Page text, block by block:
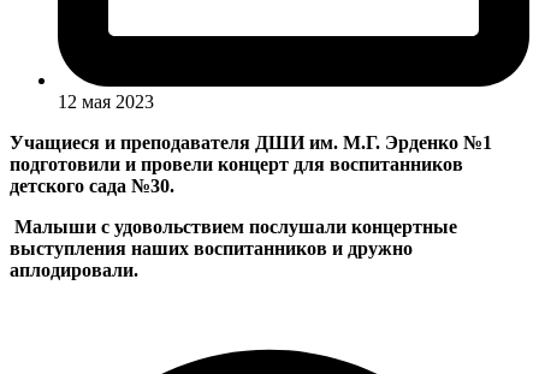
12 мая 2023
Учащиеся и преподавателя ДШИ им. М.Г. Эрденко №1
подготовили и провели концерт для воспитанников
детского сада №30.
Малыши с удовольствием послушали концертные
выступления наших воспитанников и дружно
аплодировали.